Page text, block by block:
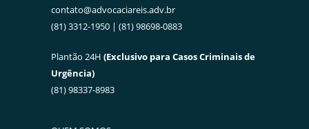
contato@advocaciareis.adv.br
(81) 3312-1950 | (81) 98698-0883
Plantão 24H (Exclusivo para Casos Criminais de
Urgência)
(81) 98337-8983